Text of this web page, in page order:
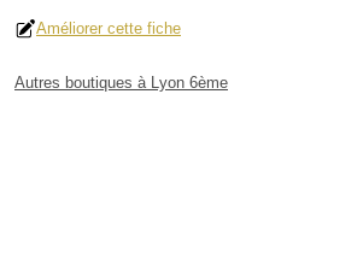
Améliorer cette fiche
Autres boutiques à Lyon 6ème